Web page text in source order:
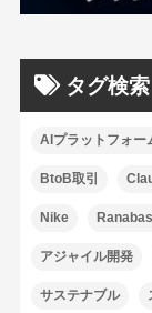
タグ検索
AIプラットフォー
BtoB取引
Nike
アジャイル開発
サステナブル